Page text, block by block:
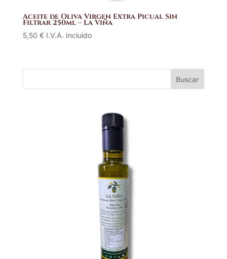
Aceite de Oliva Virgen Extra Picual Sin
Filtrar 250ml – La Viña
5,50 € I.V.A. Incluido
Buscar